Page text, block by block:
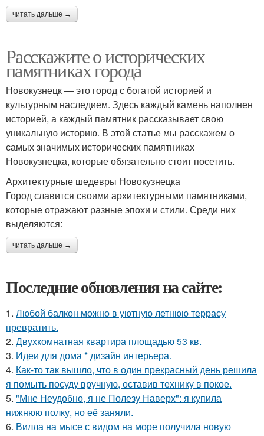
читать дальше →
Расскажите о исторических
памятниках города
Новокузнецк — это город с богатой историей и
культурным наследием. Здесь каждый камень наполнен
историей, а каждый памятник рассказывает свою
уникальную историю. В этой статье мы расскажем о
самых значимых исторических памятниках
Новокузнецка, которые обязательно стоит посетить.
Архитектурные шедевры Новокузнецка
Город славится своими архитектурными памятниками,
которые отражают разные эпохи и стили. Среди них
выделяются:
читать дальше →
Последние обновления на сайте:
1. Любой балкон можно в уютную летнюю террасу
превратить.
2. Двухкомнатная квартира площадью 53 кв.
3. Идеи для дома * дизайн интерьера.
4. Как-то так вышло, что в один прекрасный день решила
я помыть посуду вручную, оставив технику в покое.
5. "Мне Неудобно, я не Полезу Наверх": я купила
нижнюю полку, но её заняли.
6. Вилла на мысе с видом на море получила новую